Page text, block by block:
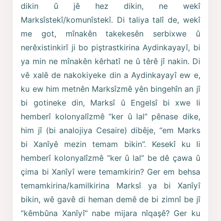
dikin û jê hez dikin, ne wekî
Marksîstekî/komunîstekî. Di taliya talî de, wekî
me got, mînakên takekesên serbixwe û
nerêxistinkirî ji bo piştrastkirina Aydinkayayî, bi
ya min ne mînakên kêrhatî ne û têrê jî nakin. Di
vê xalê de nakokiyeke din a Aydinkayayî ew e,
ku ew him metnên Marksîzmê yên bingehîn an jî
bi gotineke din, Marksî û Engelsî bi xwe li
hemberî kolonyalîzmê “ker û lal” pênase dike,
him jî (bi analojiya Cesaire) dibêje, “em Marks
bi Xanîyê mezin temam bikin”. Kesekî ku li
hemberî kolonyalîzmê “ker û lal” be dê çawa û
çima bi Xanîyî were temamkirin? Ger em behsa
temamkirina/kamilkirina Marksî ya bi Xanîyî
bikin, wê gavê di heman demê de bi zimnî be jî
“kêmbûna Xanîyî” nabe mijara nîqaşê? Ger ku